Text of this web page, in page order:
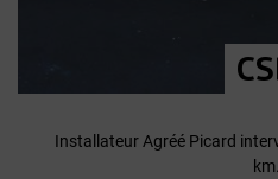
Installateur Agréé Picard
km.